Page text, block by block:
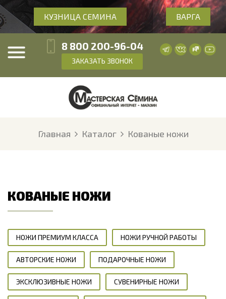
КУЗНИЦА СЕМИНА ВАРГА
8 800 200-96-04
ЗАКАЗАТЬ ЗВОНОК
Главная Каталог Кованые ножи
КОВАНЫЕ НОЖИ
НОЖИ ПРЕМИУМ КЛАССА НОЖИ РУЧНОЙ РАБОТЫ
АВТОРСКИЕ НОЖИ ПОДАРОЧНЫЕ НОЖИ
ЭКСКЛЮЗИВНЫЕ НОЖИ СУВЕНИРНЫЕ НОЖИ